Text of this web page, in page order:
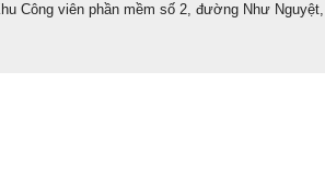
Công viên phần mềm số 2, đường Như